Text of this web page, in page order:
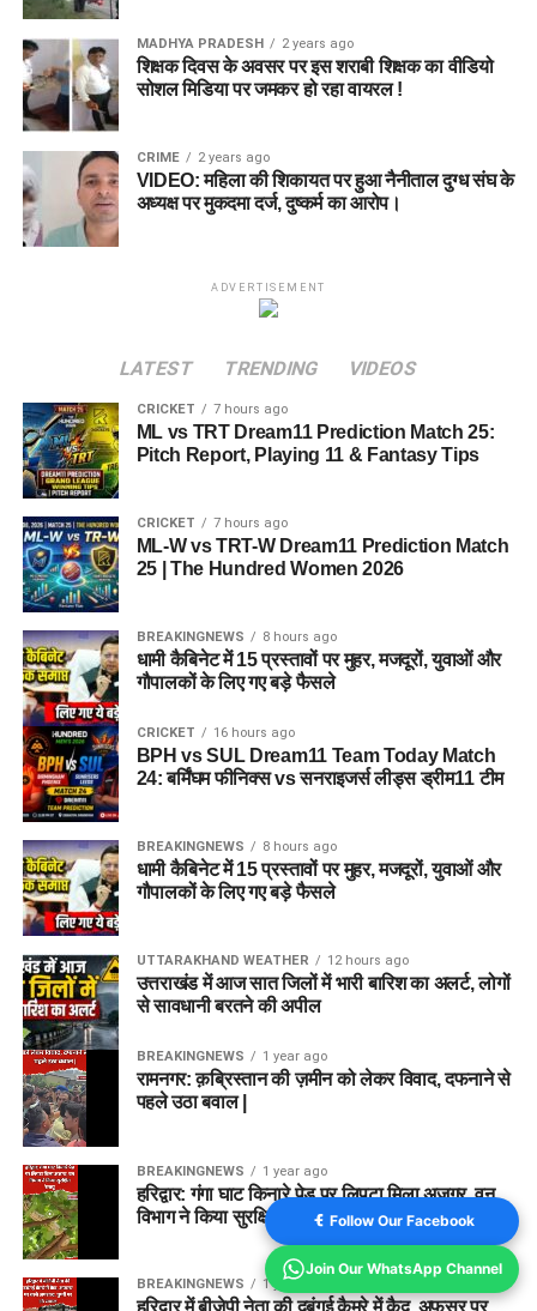
खिलाड़ियों को प्राथमिकता दें। Edgbaston की पिच तेज गेंदबाजों को
शुरुआती मदद देती है, इसलिए अपनी टीम में गुणवत्तापूर्ण पेसर्स शामिल करना
फायदेमंद रहेगा।
फाइनल टीम बनाने से पहले टॉस, आधिकारिक प्लेइंग-11 और अंतिम टीम
समाचार अवश्य जांच लें ताकि आपकी Dream11 टीम अधिक संतुलित और
प्रतिस्पर्धी बन सके।
Q1. BPH vs SUL Dream11 Team
Today Match 24 का कप्तान किसे बनाएं?
उत्तर:Mitchell Marsh सबसे सुरक्षित कप्तान विकल्प हैं, जबकि Joe
Clarke भी बेहतरीन विकल्प हो सकते हैं।
Q2. BPH vs SUL मैच कब खेला जाएगा?
उत्तर:यह मुकाबला 7 अगस्त 2026 को रात 11:00 बजे (IST) खेला
जाएगा।
Q3. BPH vs SUL मैच कहां खेला जाएगा?
उत्तर:मुकाबला Edgbaston, Birmingham में खेला जाएगा।
Q4. BPH vs SUL Dream11 Vice
Captain कौन हो सकता है?
उत्तर:Ryan Rickelton और Usman Tariq उपकप्तान के लिए अच्छे
विकल्प हैं।
Q5. BPH vs SUL मैच की लाइव स्ट्रीमिंग
कहां देखें?
उत्तर:भारत में इस मुकाबले की लाइव स्ट्रीमिंग JioHotstar पर उपलब्ध
रहेगी।
Disclaimer:
यह Dream11 टीम और फैंटेसी सुझाव खिलाड़ियों के
हालिया प्रदर्शन, संभावित प्लेइंग-11, पिच रिपोर्ट और उपलब्ध आंकड़ों के
टीम बनाने से पहले टॉस और आधिकारिक प्लेइंग-11 की पुष्टि अवश्य करें।
FOR MORE CRICKET PREDICTION VISIT HERE
BPH-W vs SUL-W Dream11 Team Match 24 | Playing 11,
MADHYA PRADESH 2 years ago
शिक्षक दिवस के अवसर पर इस शराबी शिक्षक का वीडियो
सोशल मिडिया पर जमकर हो रहा वायरल !
CRIME 2 years ago
VIDEO: महिला की शिकायत पर हुआ नैनीताल दुग्ध संघ के
अध्यक्ष पर मुकदमा दर्ज, दुष्कर्म का आरोप।
ADVERTISEMENT
LATEST TRENDING VIDEOS
CRICKET 7 hours ago
ML vs TRT Dream11 Prediction Match 25:
Pitch Report, Playing 11 & Fantasy Tips
CRICKET 7 hours ago
ML-W vs TRT-W Dream11 Prediction Match
25 | The Hundred Women 2026
BREAKINGNEWS 8 hours ago
धामी कैबिनेट में 15 प्रस्तावों पर मुहर, मजदूरों, युवाओं और
गौपालकों के लिए गए बड़े फैसले
CRICKET 16 hours ago
BPH vs SUL Dream11 Team Today Match
24: बर्मिंघम फीनिक्स vs सनराइजर्स लीड्स ड्रीम11 टीम
BREAKINGNEWS 8 hours ago
धामी कैबिनेट में 15 प्रस्तावों पर मुहर, मजदूरों, युवाओं और
गौपालकों के लिए गए बड़े फैसले
UTTARAKHAND WEATHER 12 hours ago
उत्तराखंड में आज सात जिलों में भारी बारिश का अलर्ट, लोगों
से सावधानी बरतने की अपील
BREAKINGNEWS 1 year ago
रामनगर: क़ब्रिस्तान की ज़मीन को लेकर विवाद, दफनाने से
पहले उठा बवाल |
BREAKINGNEWS 1 year ago
हरिद्वार: गंगा घाट किनारे पेड़ पर लिपटा मिला अजगर, वन
विभाग ने किया सुरक्षित रेस्क्यू
BREAKINGNEWS 1 year ago
Follow Our Facebook
Join Our WhatsApp Channel